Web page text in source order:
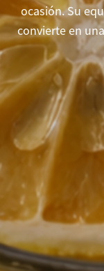
ocasión. Su
convierte en